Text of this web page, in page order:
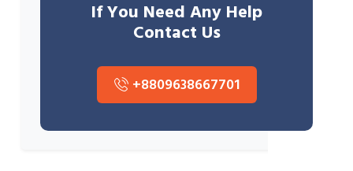
If You Need Any Help
Contact Us
+8809638667701